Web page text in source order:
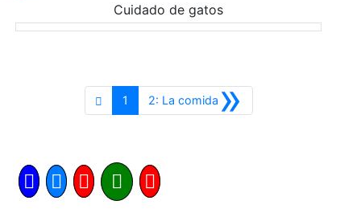
Cuidado de gatos
1 »
2: La comidaSiguiente